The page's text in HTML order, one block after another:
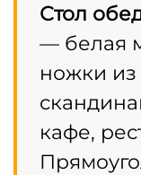
Стол
— белая
ножки из
кафе,